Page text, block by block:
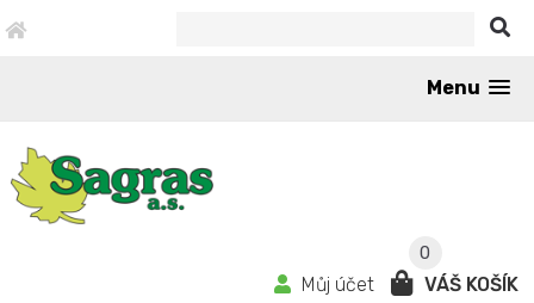
Menu
0
Můj účet VÁŠ KOŠÍK